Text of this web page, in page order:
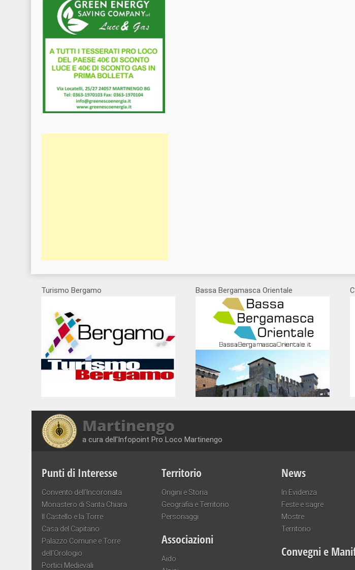
Turismo Bergamo Bassa Bergamasca Orientale
Martinengo
a cura dell'Infopoint Pro Loco Martinengo
Punti di Interesse
Convento dell’Incoronata
Monastero di Santa Chiara
Il Castello e la Torre
Casa del Capitano
Palazzo Comune e Torre
dell’Orologio
Portici Medievali
Territorio
Origini e Storia
Geografia e Territorio
Personaggi
Associazioni
Aido
News
In Evidenza
Feste e sagre
Mostre
Territorio
Convegni e